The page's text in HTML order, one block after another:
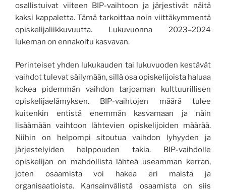
osallistuivat viiteen BIP-vaihtoon ja järjestivät näitä
kaksi kappaletta. Tämä tarkoittaa noin viittäkymmentä
opiskelijaliikkuvuutta. Lukuvuonna 2023–2024
lukeman on ennakoitu kasvavan.
Perinteiset yhden lukukauden tai lukuvuoden kestävät
vaihdot tulevat säilymään, sillä osa opiskelijoista haluaa
kokea pidemmän vaihdon tarjoaman kulttuurillisen
opiskelijaelämyksen. BIP-vaihtojen määrä tulee
kuitenkin entistä enemmän kasvamaan ja näin
lisäämään vaihtoon lähtevien opiskelijoiden määrää.
Niihin on helpompi sitoutua vaihdon lyhyyden ja
järjestelyiden helppouden takia. BIP-vaihdolle
opiskelijan on mahdollista lähteä useamman kerran,
joten osaamista voi hakea eri maista ja
organisaatioista. Kansainvälistä osaamista on siis